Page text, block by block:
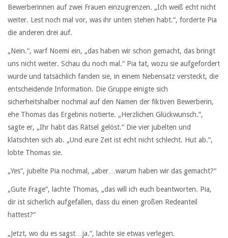
Bewerberinnen auf zwei Frauen einzugrenzen. „Ich weiß echt nicht
weiter. Lest noch mal vor, was ihr unten stehen habt.“, forderte Pia
die anderen drei auf.
„Nein.“, warf Noemi ein, „das haben wir schon gemacht, das bringt
uns nicht weiter. Schau du noch mal.“ Pia tat, wozu sie aufgefordert
wurde und tatsächlich fanden sie, in einem Nebensatz versteckt, die
entscheidende Information. Die Gruppe einigte sich
sicherheitshalber nochmal auf den Namen der fiktiven Bewerberin,
ehe Thomas das Ergebnis notierte. „Herzlichen Glückwunsch.“,
sagte er, „Ihr habt das Rätsel gelöst.“ Die vier jubelten und
klatschten sich ab. „Und eure Zeit ist echt nicht schlecht. Hut ab.“,
lobte Thomas sie.
„Yes“, jubelte Pia nochmal, „aber…warum haben wir das gemacht?“
„Gute Frage“, lachte Thomas, „das will ich euch beantworten. Pia,
dir ist sicherlich aufgefallen, dass du einen großen Redeanteil
hattest?“
„Jetzt, wo du es sagst…ja.“, lachte sie etwas verlegen.